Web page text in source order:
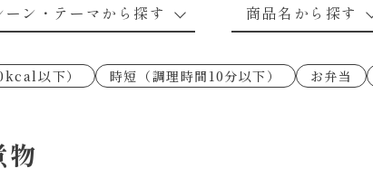
ピ お肉のレシピ 卵・乳のレシピ 穀物類のレシ
ーン・テーマから探す
下味冷凍 なんで
の炒 朝シャン（ごはん派）
朝シャ
商品名から探す
あえるハコネーゼトマトバジル あえる
あえるハコネーゼ明太子 あえる
あえるハコネーゼペペロンチーノ あえる
以下） 時短（調理時間10分以下） お弁当
物